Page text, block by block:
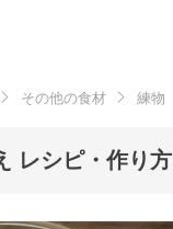
その他の食材 練物
レシピ・作り方